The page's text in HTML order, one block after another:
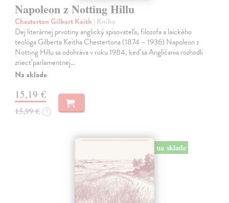
Napoleon z Notting Hillu
Chesterton Gilbert Keith | Kniha
Dej literárnej prvotiny anglický spisovateľa, filozofa a laického
teológa Gilberta Keitha Chestertona (1874 – 1936) Napoleon z
Notting Hillu sa odohráva v roku 1984, keď sa Angličania rozhodli
zriecť parlamentnej…
Na sklade
15,19 €
15,99 € ?
na sklade